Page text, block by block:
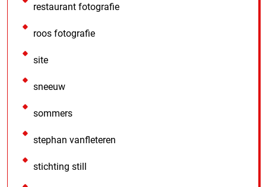
restaurant fotografie
roos fotografie
site
sneeuw
sommers
stephan vanfleteren
stichting still